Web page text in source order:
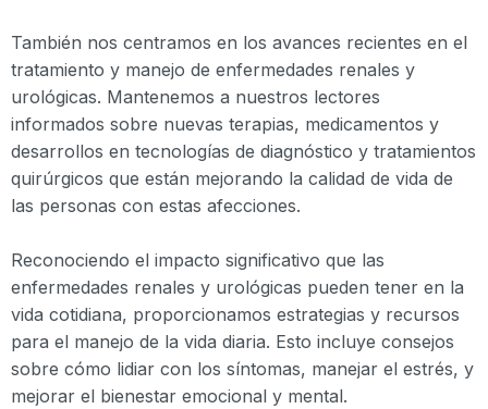
También nos centramos en los avances recientes en el
tratamiento y manejo de enfermedades renales y
urológicas. Mantenemos a nuestros lectores
informados sobre nuevas terapias, medicamentos y
desarrollos en tecnologías de diagnóstico y tratamientos
quirúrgicos que están mejorando la calidad de vida de
las personas con estas afecciones.
Reconociendo el impacto significativo que las
enfermedades renales y urológicas pueden tener en la
vida cotidiana, proporcionamos estrategias y recursos
para el manejo de la vida diaria. Esto incluye consejos
sobre cómo lidiar con los síntomas, manejar el estrés, y
mejorar el bienestar emocional y mental.